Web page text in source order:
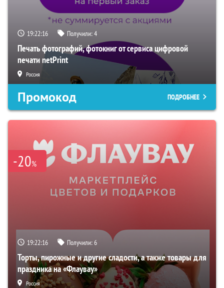
19:22:15 Получили:4
Печать фотографий, фотокниг от сервиса цифровой
печати netPrint
Россия
Промокод ПОДРОБНЕЕ
-20%
19:22:15 Получили:6
Торты, пирожные и другие сладости, а также товары для
праздника на «Флаувау»
Россия